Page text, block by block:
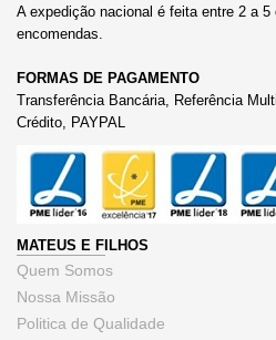
A expedição nacional é feita entre 2 a
encomendas.
FORMAS DE PAGAMENTO
Transferência Bancária, Referência
Crédito, PAYPAL
MATEUS E FILHOS
Quem Somos
Nossa Missão
Politica de Qualidade